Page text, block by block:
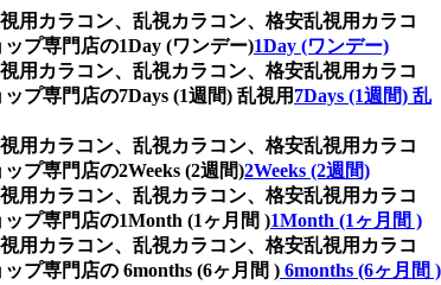
用カラコン、乱視カラコン、格安乱視用カラコ
プ専門店の1Day (ワンデー)1Day (ワンデー)
用カラコン、乱視カラコン、格安乱視用カラコ
プ専門店の7Days (1週間) 乱視用 7Days (1週間) 乱
用カラコン、乱視カラコン、格安乱視用カラコ
プ専門店の2Weeks (2週間)2Weeks (2週間)
用カラコン、乱視カラコン、格安乱視用カラコ
プ専門店の1Month (1ヶ月間 )1Month (1ヶ月間 )
用カラコン、乱視カラコン、格安乱視用カラコ
プ専門店の 6months (6ヶ月間 ) 6months (6ヶ月間 )